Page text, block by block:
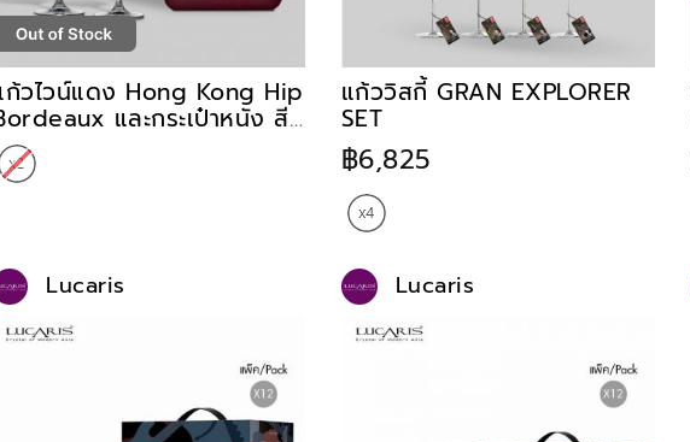
ก้วไวน์แดง Hong Kong Hip
และกระเป๋าหนัง สี
Red Ruby
แก้ววิสกี้ GRAN EXPLORER
SET
฿6,825
Lucaris Lucaris